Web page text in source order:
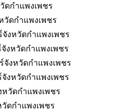
ดกำแพงเพชร
วัดกำแพงเพชร
จังหวัดกำแพงเพชร
จังหวัดกำแพงเพชร
จังหวัดกำแพงเพชร
จังหวัดกำแพงเพชร
หวัดกำแพงเพชร
วัดกำแพงเพชร